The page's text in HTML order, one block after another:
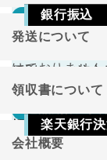
銀行振込
金確認後か
楽天銀行
東北
関東
近畿
中国
四国
返品期限･条件
切り売り商品
けておりません
切り売り商品
発送について
原則として注文
下記の選択
領収書について
領収書（納品
会社概要